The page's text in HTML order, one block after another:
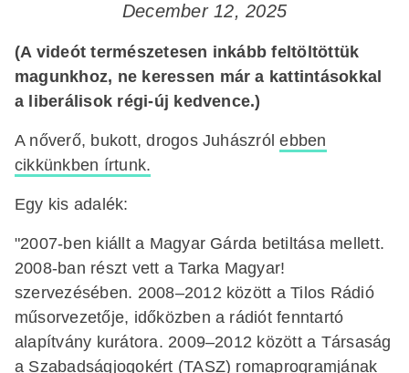
December 12, 2025
(A videót természetesen inkább feltöltöttük
magunkhoz, ne keressen már a kattintásokkal
a liberálisok régi-új kedvence.)
A nőverő, bukott, drogos Juhászrólebben
cikkünkben írtunk.
Egy kis adalék:
"2007-ben kiállt a Magyar Gárda betiltása mellett.
2008-ban részt vett a Tarka Magyar!
szervezésében. 2008–2012 között a Tilos Rádió
műsorvezetője, időközben a rádiót fenntartó
alapítvány kurátora. 2009–2012 között a Társaság
a Szabadságjogokért (TASZ) romaprogramjának